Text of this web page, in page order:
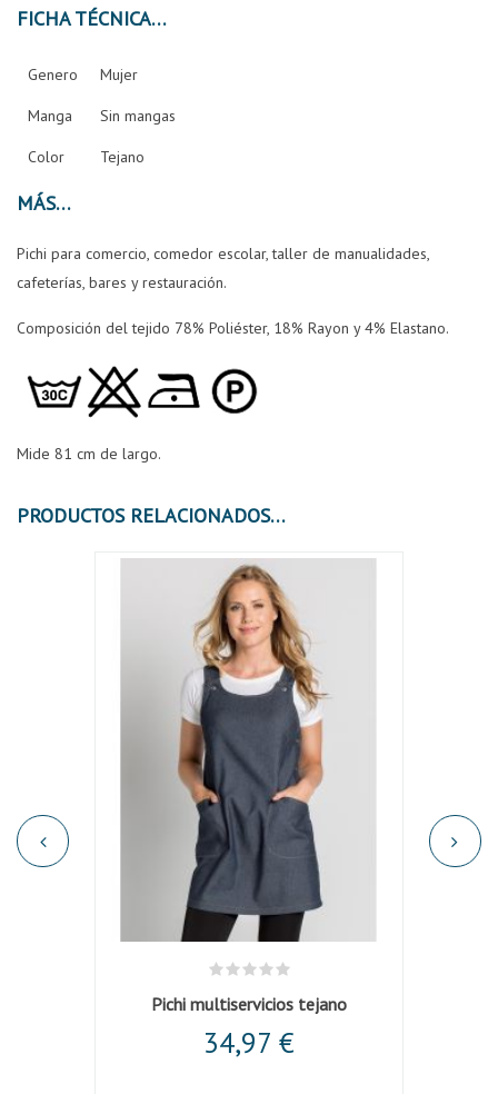
FICHA TÉCNICA
Genero Mujer
Manga Sin mangas
Color Tejano
MÁS
Pichi para comercio, comedor escolar, taller de manualidades,
cafeterías, bares y restauración.
Composición del tejido 78% Poliéster, 18% Rayon y 4% Elastano.
Mide 81 cm de largo.
PRODUCTOS RELACIONADOS
Pichi multiservicios tejano
34,97 €